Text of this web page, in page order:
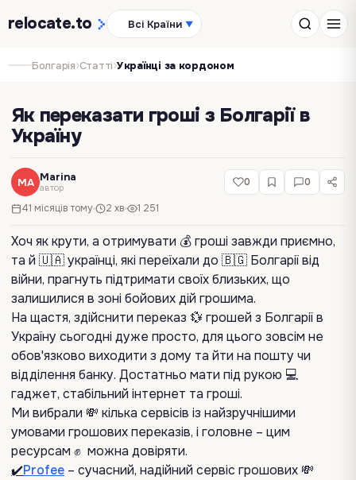
relocate.to Всі Країни ▼
Болгарія›Статті›Українці за кордоном
Як переказати гроші з Болгарії в
Україну
MA Marina
автор
41 місяців тому 2 хв 1 251
0 0
Хоч як крути, а отримувати 💰 гроші завжди приємно,
та й 🇺🇦 українці, які переїхали до 🇧🇬 Болгарії від
війни, прагнуть підтримати своїх близьких, що
залишилися в зоні бойових дій грошима.
На щастя, здійснити переказ 💱 грошей з Болгарії в
Україну сьогодні дуже просто, для цього зовсім не
обов'язково виходити з дому та йти на пошту чи
відділення банку. Достатньо мати під рукою 💻
гаджет, стабільний інтернет та гроші.
Ми вибрали 💸 кілька сервісів із найзручнішими
умовами грошових переказів, і головне – цим
ресурсам ✊ можна довіряти.
✔️Рrofee – сучасний, надійний сервіс грошових 💸